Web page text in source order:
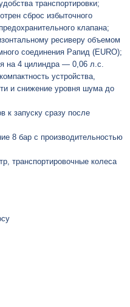
транспортировки;
сброс избыточного
клапана;
ресиверу объемом
соединения Рапид (EURO);
на 4 цилиндра — 0,06 л.с.
устройства,
и снижение уровня шума до
к запуску сразу после
8 бар с производительностью
транспортировочные колеса